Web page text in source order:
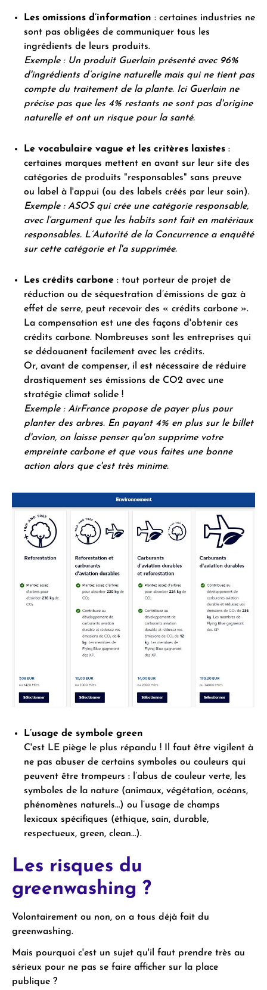
Les omissions d’information : certaines industries ne
sont pas obligées de communiquer tous les
ingrédients de leurs produits.
Exemple : Un produit Guerlain présenté avec 96%
d'ingrédients d’origine naturelle mais qui ne tient pas
compte du traitement de la plante. Ici Guerlain ne
précise pas que les 4% restants ne sont pas d'origine
naturelle et ont un risque pour la santé.
Le vocabulaire vague et les critères laxistes :
certaines marques mettent en avant sur leur site des
catégories de produits "responsables" sans preuve
ou label à l'appui (ou des labels créés par leur soin).
Exemple : ASOS qui crée une catégorie responsable,
avec l’argument que les habits sont fait en matériaux
responsables. L’Autorité de la Concurrence a enquêté
sur cette catégorie et l'a supprimée.
Les crédits carbone : tout porteur de projet de
réduction ou de séquestration d’émissions de gaz à
effet de serre, peut recevoir des « crédits carbone ».
La compensation est une des façons d'obtenir ces
crédits carbone. Nombreuses sont les entreprises qui
se dédouanent facilement avec les crédits.
Or, avant de compenser, il est nécessaire de réduire
drastiquement ses émissions de CO2 avec une
stratégie climat solide !
Exemple : AirFrance propose de payer plus pour
planter des arbres. En payant 4% en plus sur le billet
d'avion, on laisse penser qu'on supprime votre
empreinte carbone et que vous faites une bonne
action alors que c'est très minime.
L’usage de symbole green
C'est LE piège le plus répandu ! Il faut être vigilent à
ne pas abuser de certains symboles ou couleurs qui
peuvent être trompeurs : l’abus de couleur verte, les
symboles de la nature (animaux, végétation, océans,
phénomènes naturels…) ou l’usage de champs
lexicaux spécifiques (éthique, sain, durable,
respectueux, green, clean…).
Les risques du
greenwashing ?
Volontairement ou non, on a tous déjà fait du
greenwashing.
Mais pourquoi c'est un sujet qu'il faut prendre très au
sérieux pour ne pas se faire afficher sur la place
publique ?